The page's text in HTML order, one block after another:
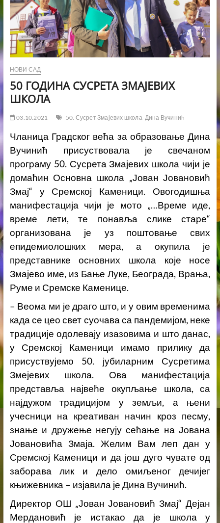
НОВИ САД
50 ГОДИНА СУСРЕТА ЗМАЈЕВИХ
ШКОЛА
03.10.2021 50. Сусрет Змајевих школа Дина Вучинић
Чланица Градског већа за образовање Дина
Вучинић присуствовала је свечаном
програму 50. Сусрета Змајевих школа чији је
домаћин Основна школа „Јован Јовановић
Змај“ у Сремској Каменици. Овогодишња
манифестација чији је мото „…Време иде,
време лети, те понавља слике старе“
организована је
уз поштовање свих
епидемиолошких мера, а окупила је
представнике основних школа које носе
Змајево име, из Бање Луке, Београда, Врања,
Руме и Сремске Каменице.
– Веома ми је драго што, и у овим временима
када се цео свет суочава са пандемијом, неке
традиције одолевају изазовима и што данас,
у Сремској Каменици имамо прилику да
присуствујемо 50. јубиларним Сусретима
Змејевих школа. Ова манифестација
представља највеће окупљање школа, са
најдужом традицијом у земљи, а њени
учесници на креативан начин кроз песму,
знање и дружење негују сећање на Јована
Јовановића Змаја. Желим Вам леп дан у
Сремској Каменици и да још дуго чувате од
заборава лик и дело омиљеног дечијег
књижевника – изјавила је Дина Вучинић.
Директор ОШ „Јован Јовановић Змај“ Дејан
Мердановић је истакао да је школа у